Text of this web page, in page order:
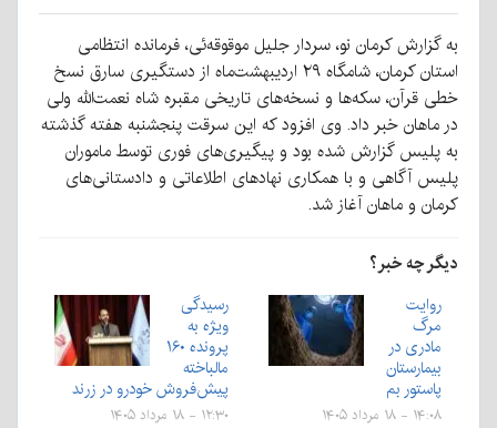
به گزارش کرمان نو، سردار جلیل موقوقه‌ئی، فرمانده انتظامی
استان کرمان، شامگاه ۲۹ اردیبهشت‌ماه از دستگیری سارق نسخ
خطی قرآن، سکه‌ها و نسخه‌های تاریخی مقبره شاه نعمت‌الله ولی
در ماهان خبر داد. وی افزود که این سرقت پنجشنبه هفته گذشته
به پلیس گزارش شده بود و پیگیری‌های فوری توسط ماموران
پلیس آگاهی و با همکاری نهادهای اطلاعاتی و دادستانی‌های
کرمان و ماهان آغاز شد.
دیگر چه خبر؟
روایت
مرگ
مادری در
بیمارستان
پاستور بم
۱۴:۰۸ - ۱۸ مرداد ۱۴۰۵
رسیدگی
ویژه به
پرونده ۱۶۰
مالباخته
پیش‌فروش خودرو در زرند
۱۲:۳۰ - ۱۸ مرداد ۱۴۰۵